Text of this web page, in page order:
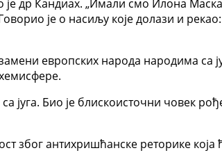
др Кандиах. „Имали смо Илона
је о насиљу које долази и
европских народа народима са
југа. Био је блискоисточни човек
због антихришћанске реторике која